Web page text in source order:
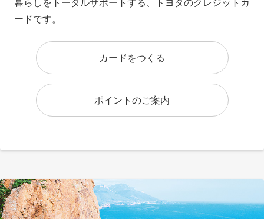
ードです。
カードをつくる
ポイントのご案内